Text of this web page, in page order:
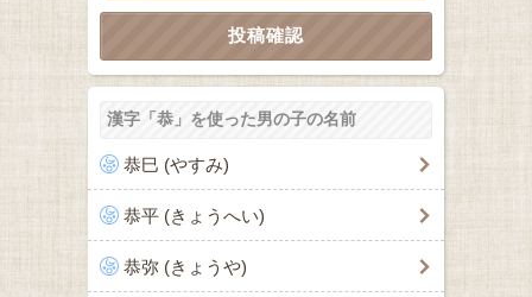
漢字「恭」を使った男の子の名前
恭巳 (やすみ)
恭平 (きょうへい)
恭弥 (きょうや)